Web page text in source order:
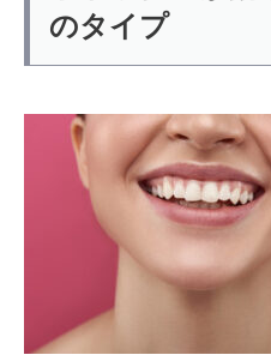
のタイプ